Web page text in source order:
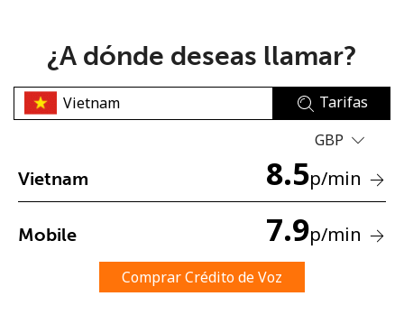
No se ha creado una contraseña
Un número
¿A dónde deseas llamar?
Tarifas
GBP
Vietnam 8.5p/min
Mobile 7.9p/min
Comprar Crédito de Voz